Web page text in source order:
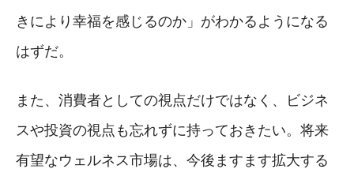
きにより幸福を感じるのか」がわかるようになる
はずだ。
また、消費者としての視点だけではなく、ビジネ
スや投資の視点も忘れずに持っておきたい。将来
有望なウェルネス市場は、今後ますます拡大する